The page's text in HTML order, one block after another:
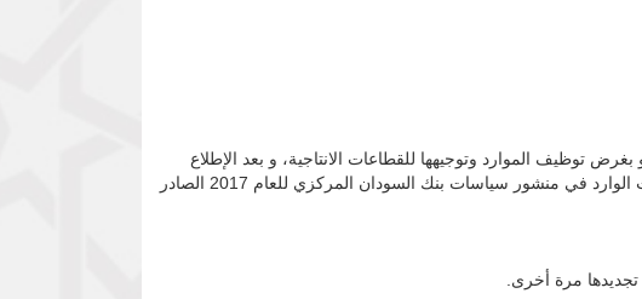
محافظ بنك السودان المركزي بموجب المادتين (8) و( 41) من قانون تنظيم العمل المصرفي لسنة 2004، و بغرض توظيف الموارد وتوجيهها للقطاعات الانتاجية، و بعد الإطلاع
على الفقرة (د – i ) الخاصة بالقطاعات والأنشطة المحظور تمويلها في البند رقم (2) استخدامات الموارد في المحور الثالث الوارد في منشور سياسات بنك السودان المركزي للعام 2017 الصادر
تجديدها مرة أخرى.